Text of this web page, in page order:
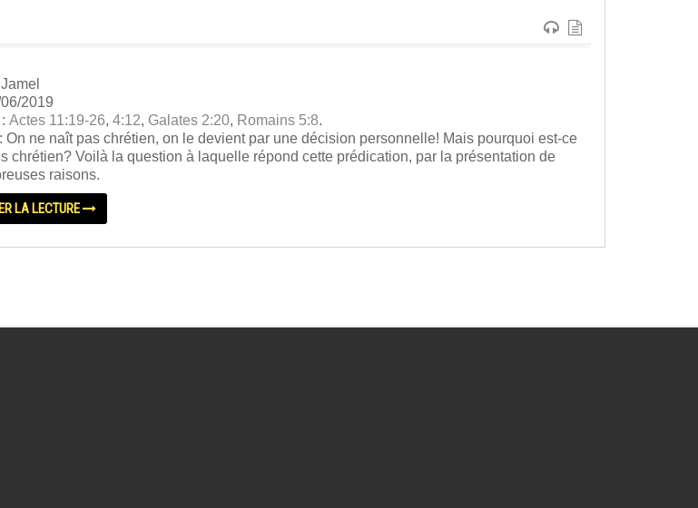
2019
:Actes 11:19-26,4:12, Galates 2:20, Romains 5:8.
: On ne naît pas chrétien, on le devient par une décision personnelle! Mais pourquoi est-ce
chrétien? Voilà la question à laquelle répond cette prédication, par la présentation de
raisons.
LA LECTURE